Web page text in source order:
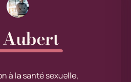
à la santé sexuelle,